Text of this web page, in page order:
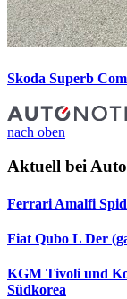
Skoda Superb
nach oben
Aktuell bei
Ferrari Amalfi
Fiat Qubo L Der
KGM Tivoli und
Südkorea